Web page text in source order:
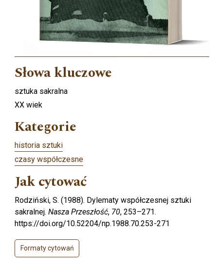
Słowa kluczowe
sztuka sakralna
XX wiek
Kategorie
historia sztuki
czasy współczesne
Jak cytować
Rodziński, S. (1988). Dylematy współczesnej sztuki
sakralnej. Nasza Przeszłość, 70, 253–271.
https://doi.org/10.52204/np.1988.70.253-271
Formaty cytowań